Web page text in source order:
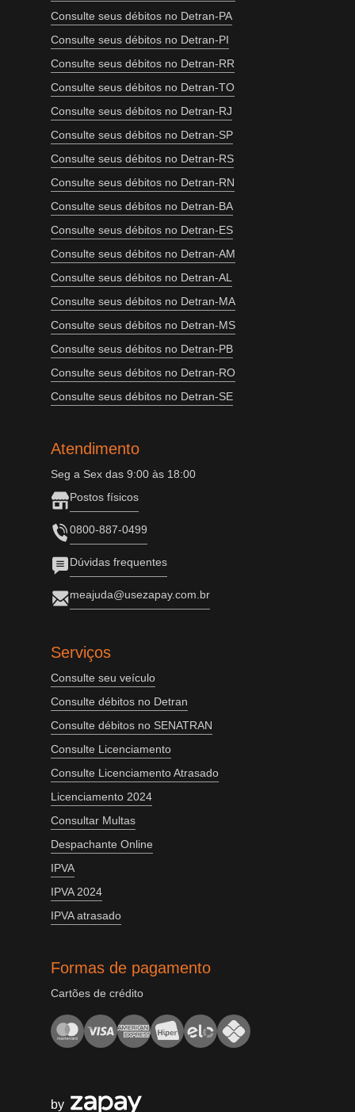
Consulte seus débitos no Detran-PA
Consulte seus débitos no Detran-PI
Consulte seus débitos no Detran-RR
Consulte seus débitos no Detran-TO
Consulte seus débitos no Detran-RJ
Consulte seus débitos no Detran-SP
Consulte seus débitos no Detran-RS
Consulte seus débitos no Detran-RN
Consulte seus débitos no Detran-BA
Consulte seus débitos no Detran-ES
Consulte seus débitos no Detran-AM
Consulte seus débitos no Detran-AL
Consulte seus débitos no Detran-MA
Consulte seus débitos no Detran-MS
Consulte seus débitos no Detran-PB
Consulte seus débitos no Detran-RO
Consulte seus débitos no Detran-SE
Atendimento
Seg a Sex das 9:00 às 18:00
Postos físicos
0800-887-0499
Dúvidas frequentes
meajuda@usezapay.com.br
Serviços
Consulte seu veículo
Consulte débitos no Detran
Consulte débitos no SENATRAN
Consulte Licenciamento
Consulte Licenciamento Atrasado
Licenciamento 2024
Consultar Multas
Despachante Online
IPVA
IPVA 2024
IPVA atrasado
Formas de pagamento
Cartões de crédito
by